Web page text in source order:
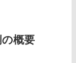
概要